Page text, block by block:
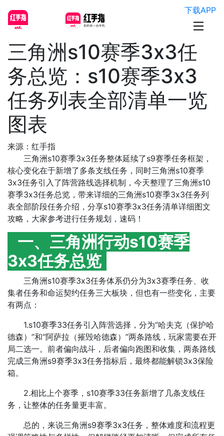
下载APP
三角洲s10赛季3x3任
务总览：s10赛季3x3
任务列表全部清单一览
图表
来源：红手指
三角洲s10赛季3x3任务整体延续了s9赛季任务框架，
核心变化在于新增了多条支线任务，同时三角洲s10赛季
3x3任务引入了阵营路线选择机制，今天整理了三角洲s10
赛季3x3任务总览，带来详细的三角洲s10赛季3x3任务列
表全部阶段任务介绍，分享s10赛季3x3任务清单详细图文
攻略，大家参考进行任务规划，速码！
一、三角洲行动s10赛季
3x3任务总览
三角洲s10赛季3x3任务体系仍分为3x3赛季任务、收
集者任务和命运契约任务三大板块，但也有一些变化，主要
有两点：
1.s10赛季33任务引入阵营选择，分为“哈夫克（保护哈
德森）”和“阿萨拉（摧毁哈德森）”两条路线，玩家需要在开
局二选一。前者偏向战斗，后者偏向跑图和收集，两条路线
完成三角洲s9赛季3x3任务指标后，最终都能解锁3x3保险
箱。
2.相比上个赛季，s10赛季33任务新增了几条支线任
务，让整体的任务量更丰富。
总的，来说三角洲s9赛季3x3任务，整体难度和流程更